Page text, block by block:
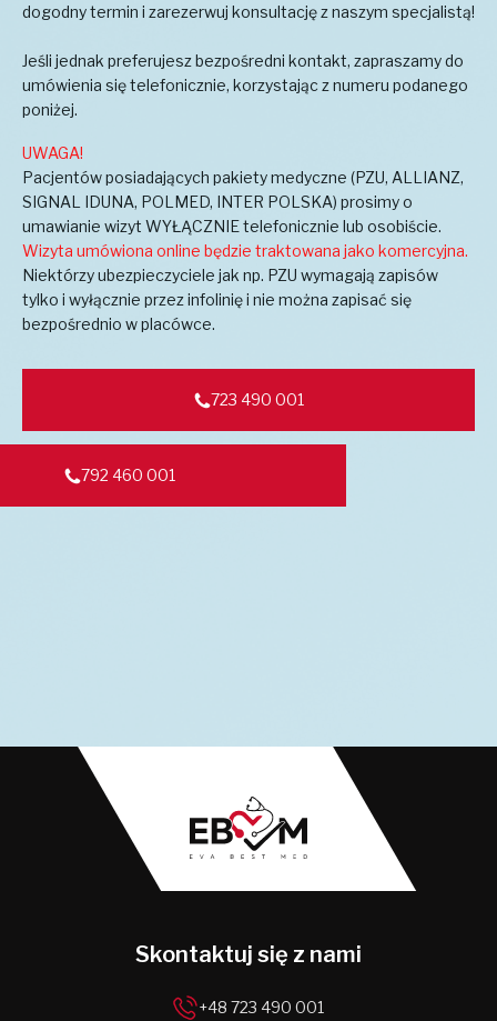
dogodny termin i zarezerwuj konsultację z naszym specjalistą!
Jeśli jednak preferujesz bezpośredni kontakt, zapraszamy do
umówienia się telefonicznie, korzystając z numeru podanego
poniżej.
UWAGA!
Pacjentów posiadających pakiety medyczne (PZU, ALLIANZ,
SIGNAL IDUNA, POLMED, INTER POLSKA) prosimy o
umawianie wizyt WYŁĄCZNIE telefonicznie lub osobiście.
Wizyta umówiona online będzie traktowana jako komercyjna.
Niektórzy ubezpieczyciele jak np. PZU wymagają zapisów
tylko i wyłącznie przez infolinię i nie można zapisać się
bezpośrednio w placówce.
723 490 001
792 460 001
Skontaktuj się z nami
+48 723 490 001